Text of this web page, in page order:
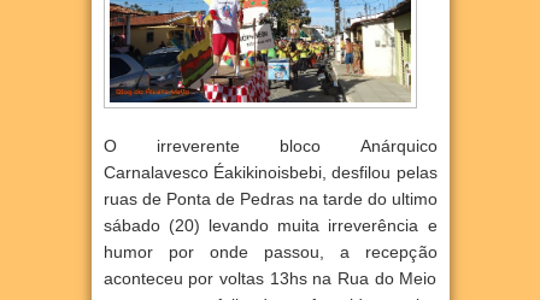
O irreverente bloco Anárquico
Carnalavesco Éakikinoisbebi, desfilou pelas
ruas de Ponta de Pedras na tarde do ultimo
sábado (20) levando muita irreverência e
humor por onde passou, a recepção
aconteceu por voltas 13hs na Rua do Meio